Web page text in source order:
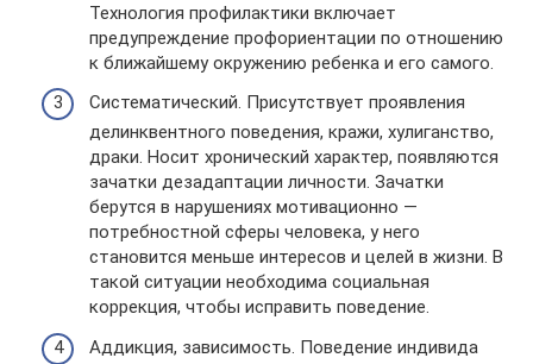
Технология профилактики включает
предупреждение профориентации по отношению
к ближайшему окружению ребенка и его самого.
Систематический. Присутствует проявления
делинквентного поведения, кражи, хулиганство,
драки. Носит хронический характер, появляются
зачатки дезадаптации личности. Зачатки
берутся в нарушениях мотивационно —
потребностной сферы человека, у него
становится меньше интересов и целей в жизни. В
такой ситуации необходима социальная
коррекция, чтобы исправить поведение.
Аддикция, зависимость. Поведение индивида